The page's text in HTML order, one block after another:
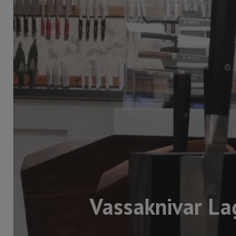
Vassaknivar